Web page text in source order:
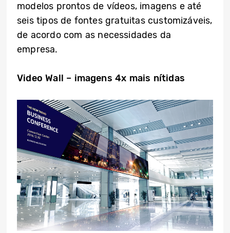
modelos prontos de vídeos, imagens e até
seis tipos de fontes gratuitas customizáveis,
de acordo com as necessidades da
empresa.
Video Wall – imagens 4x mais nítidas